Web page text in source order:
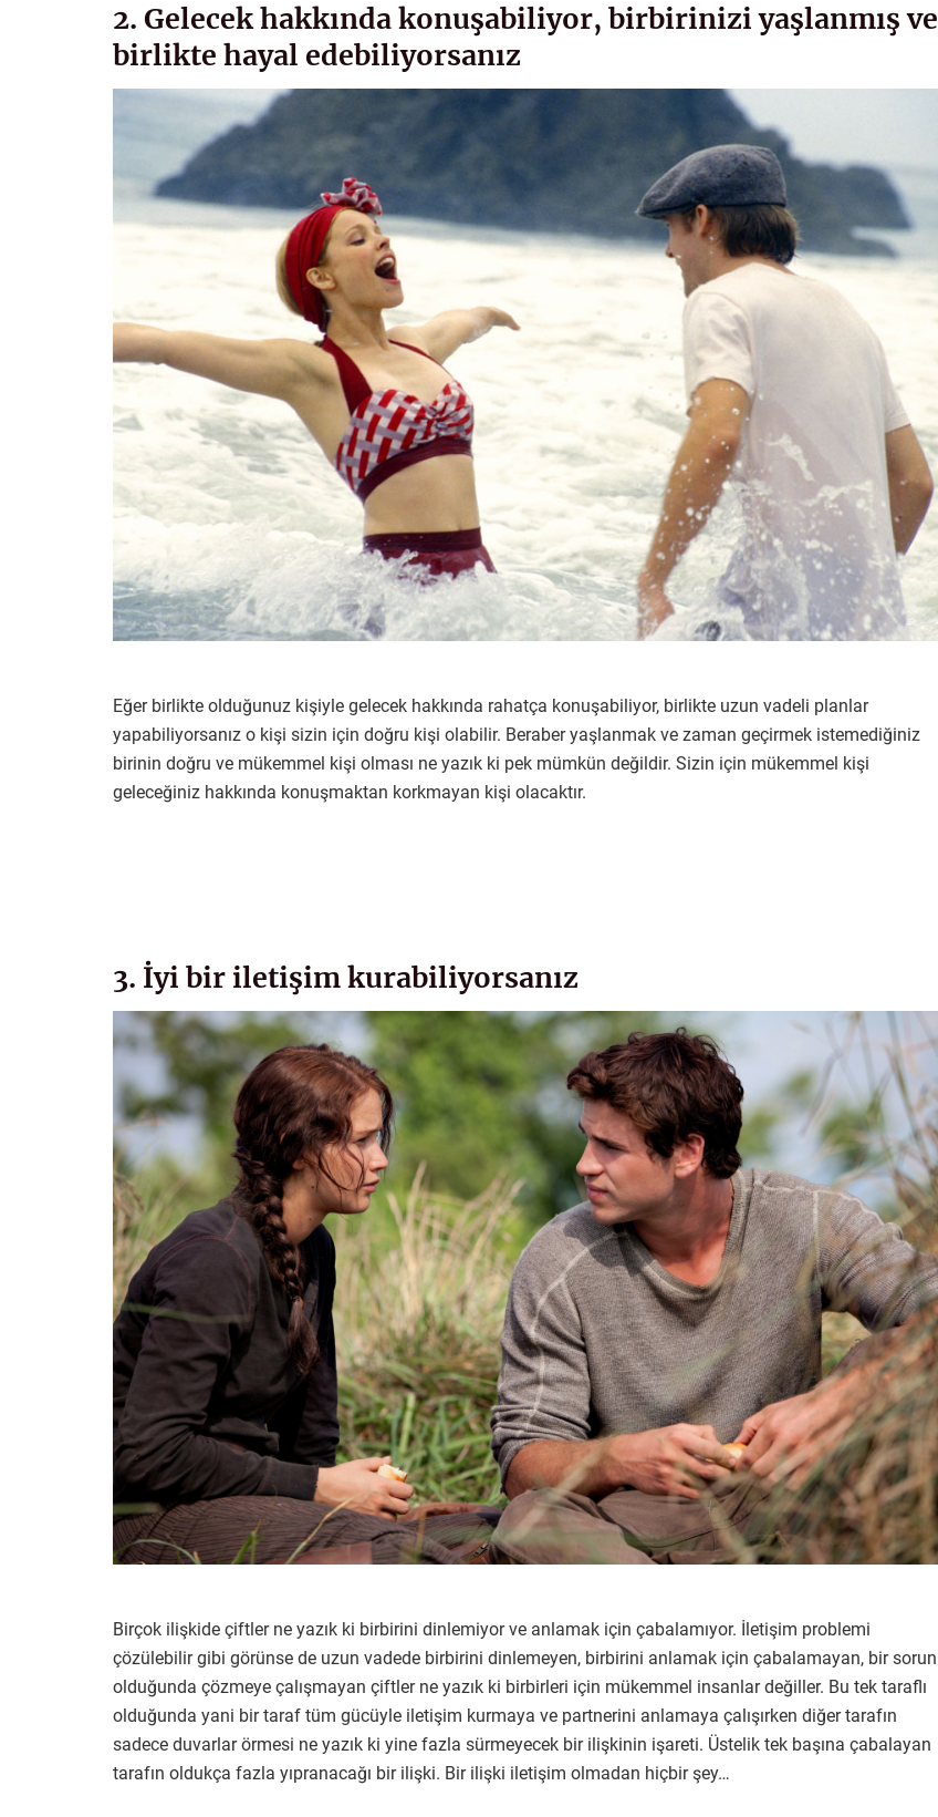
2. Gelecek hakkında konuşabiliyor, birbirinizi yaşlanmış ve
birlikte hayal edebiliyorsanız
Eğer birlikte olduğunuz kişiyle gelecek hakkında rahatça konuşabiliyor, birlikte uzun vadeli planlar
yapabiliyorsanız o kişi sizin için doğru kişi olabilir. Beraber yaşlanmak ve zaman geçirmek istemediğiniz
birinin doğru ve mükemmel kişi olması ne yazık ki pek mümkün değildir. Sizin için mükemmel kişi
geleceğiniz hakkında konuşmaktan korkmayan kişi olacaktır.
3. İyi bir iletişim kurabiliyorsanız
Birçok ilişkide çiftler ne yazık ki birbirini dinlemiyor ve anlamak için çabalamıyor. İletişim problemi
çözülebilir gibi görünse de uzun vadede birbirini dinlemeyen, birbirini anlamak için çabalamayan, bir sorun
olduğunda çözmeye çalışmayan çiftler ne yazık ki birbirleri için mükemmel insanlar değiller. Bu tek taraflı
olduğunda yani bir taraf tüm gücüyle iletişim kurmaya ve partnerini anlamaya çalışırken diğer tarafın
sadece duvarlar örmesi ne yazık ki yine fazla sürmeyecek bir ilişkinin işareti. Üstelik tek başına çabalayan
tarafın oldukça fazla yıpranacağı bir ilişki. Bir ilişki iletişim olmadan hiçbir şey…